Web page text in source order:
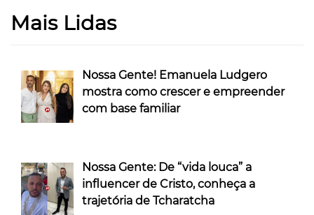
Mais Lidas
Nossa Gente! Emanuela Ludgero
mostra como crescer e empreender
com base familiar
Nossa Gente: De “vida louca” a
influencer de Cristo, conheça a
trajetória de Tcharatcha